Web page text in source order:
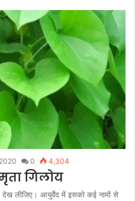
0 4,304
गिलोय
लीजिए। आयुर्वेद में इसको कई नामों से